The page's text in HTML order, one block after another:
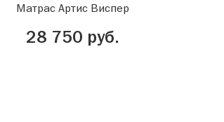
Матрас Артис Виспер
28 750 руб.